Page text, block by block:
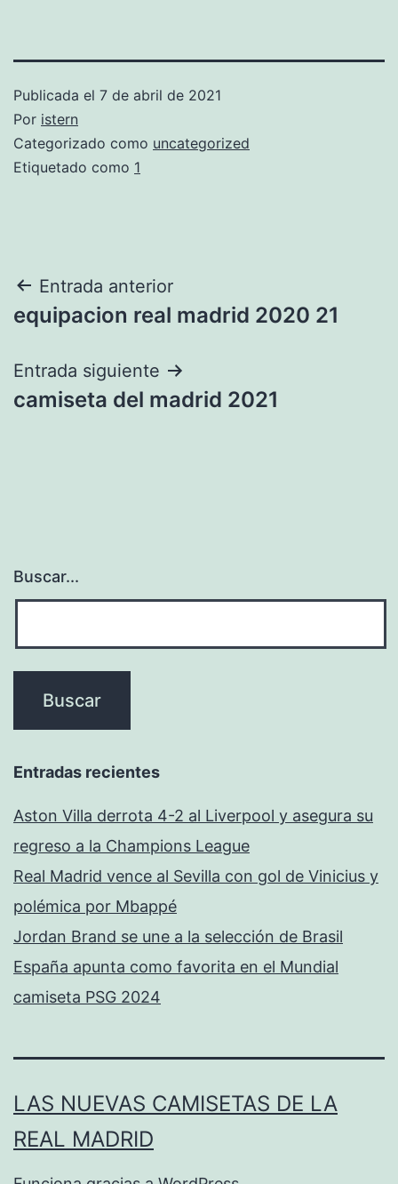
Publicada el 7 de abril de 2021
Por istern
Categorizado como uncategorized
Etiquetado como 1
Navegación
de
entradas
Entrada anterior
equipacion real madrid 2020 21
Entrada siguiente
camiseta del madrid 2021
Buscar...
Entradas recientes
Aston Villa derrota 4-2 al Liverpool y asegura su
regreso a la Champions League
Real Madrid vence al Sevilla con gol de Vinicius y
polémica por Mbappé
Jordan Brand se une a la selección de Brasil
España apunta como favorita en el Mundial
camiseta PSG 2024
LAS NUEVAS CAMISETAS DE LA
REAL MADRID